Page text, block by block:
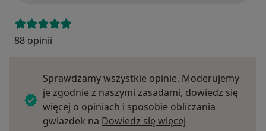
88 opinii
Sprawdzamy wszystkie opinie. Moderujemy
je zgodnie z naszymi zasadami, dowiedz się
więcej o opiniach i sposobie obliczania
gwiazdek na Dowiedz się więcej